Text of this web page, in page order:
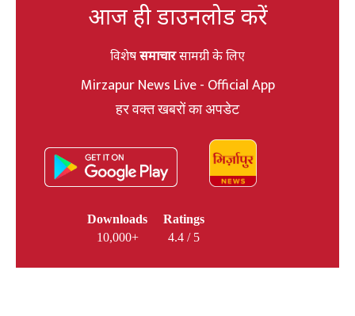
आज ही डाउनलोड करें
विशेषसमाचारसामग्री के लिए
Mirzapur News Live - Official App
हर वक्त खबरों का अपडेट
Downloads
10,000+
Ratings
4.4 / 5